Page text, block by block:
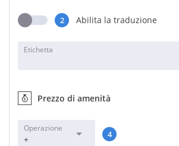
2 Abilita la traduzione
Etichetta
Prezzo di amenità
Operazione
+ 4